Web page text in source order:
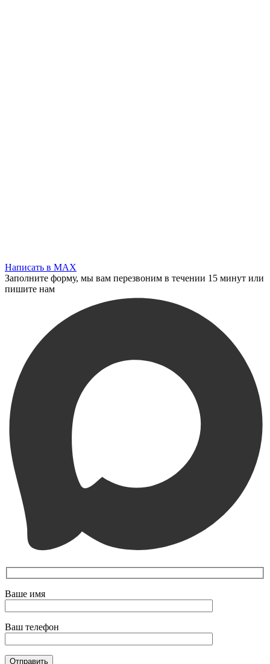
Написать в MAX
Заполните форму, мы вам перезвоним в течении 15 минут или
пишите нам
Ваше имя
Ваш телефон